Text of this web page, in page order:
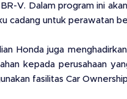
BR-V. Dalam program ini
cadang untuk perawatan
Honda juga
kepada perusahaan
fasilitas Car